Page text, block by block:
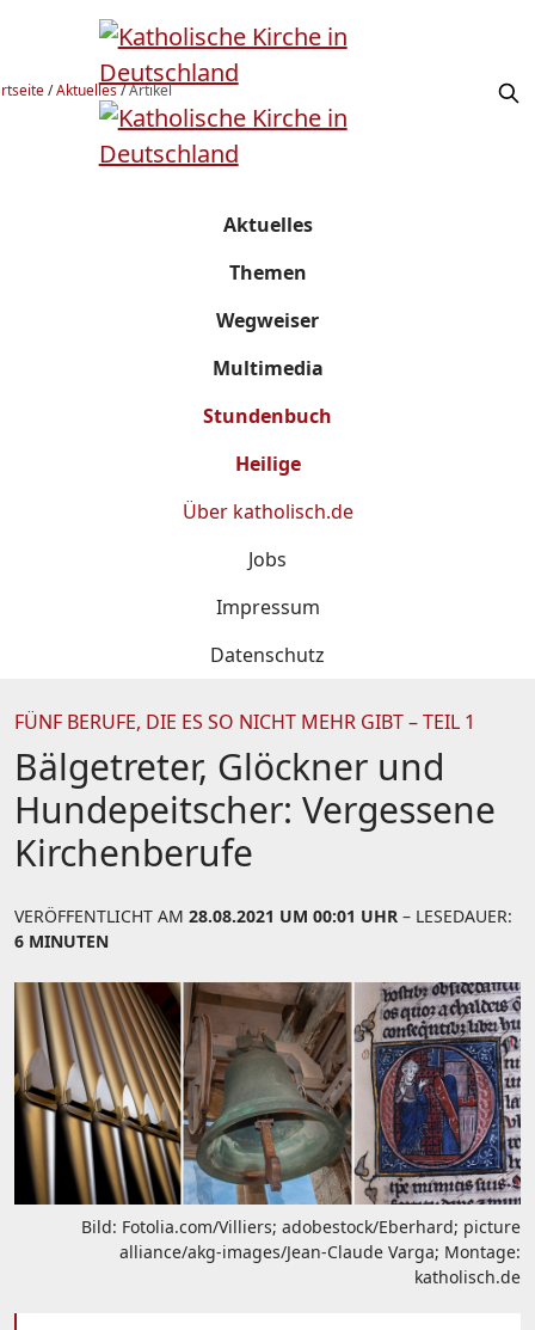
/Aktuelles/Artikel
Aktuelles
Themen
Wegweiser
Multimedia
Stundenbuch
Heilige
Über katholisch.de
Jobs
Impressum
Datenschutz
FÜNF BERUFE, DIE ES SO NICHT MEHR GIBT – TEIL 1
Bälgetreter, Glöckner und
Hundepeitscher: Vergessene
Kirchenberufe
VERÖFFENTLICHT AM 28.08.2021 UM 00:01 UHR – LESEDAUER:
6 MINUTEN
Bild: Fotolia.com/Villiers; adobestock/Eberhard; picture
alliance/akg-images/Jean-Claude Varga; Montage:
katholisch.de